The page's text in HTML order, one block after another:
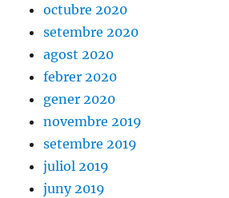
octubre 2020
setembre 2020
agost 2020
febrer 2020
gener 2020
novembre 2019
setembre 2019
juliol 2019
juny 2019